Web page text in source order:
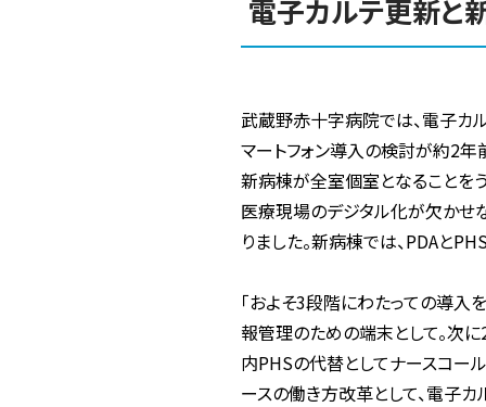
電子カルテ更新と
武蔵野赤十字病院では、電子カ
マートフォン導入の検討が約2年
新病棟が全室個室となることを
医療現場のデジタル化が欠かせ
りました。新病棟では、PDAと
「およそ3段階にわたっての導入
報管理のための端末として。次
内PHSの代替としてナースコー
ースの働き方改革として、電子カ